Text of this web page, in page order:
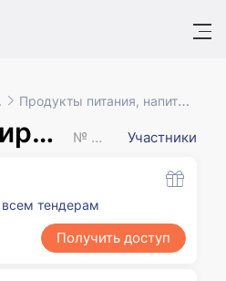
Продукты питания, напитки, табак
№ XXXXXXX Участники
всем тендерам
Получить доступ